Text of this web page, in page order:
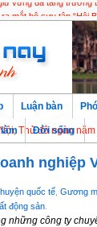
vững đà tăng trưởng
năm văn hiến
Luận bàn
Đời sống
nghiệp
quốc tế Gương
động sản
những công ty